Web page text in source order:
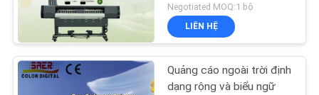
TRANG
WEB Máy in dung môi
ECO
Negotiated MOQ:1 bộ
LIÊN HỆ
Quảng cáo ngoài trời định
dạng rộng và biểu ngữ